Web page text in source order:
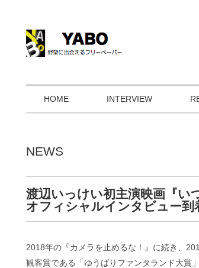
HOME INTERVIEW
NEWS
渡辺いっけい初主演映画『い
オフィシャルインタビュー到
2018年の『カメラを止めるな！』に続き、
観客賞である「ゆうばりファンタランド大賞